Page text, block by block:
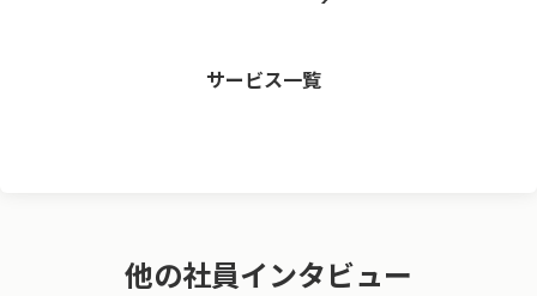
サービス一覧
他の社員インタビュー